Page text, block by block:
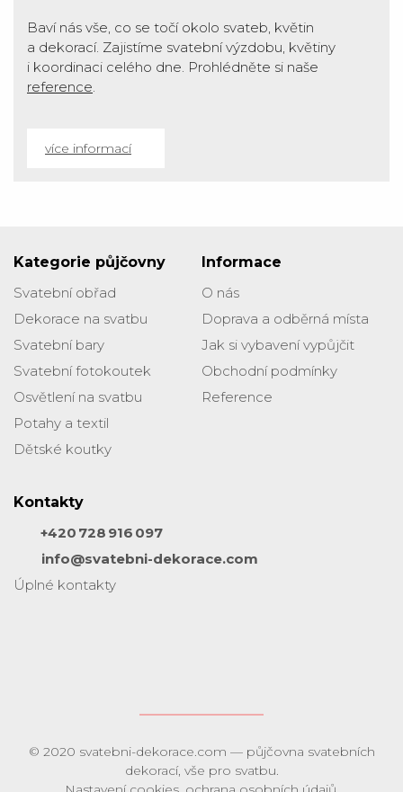
Baví nás vše, co se točí okolo svateb, květin
a dekorací. Zajistíme svatební výzdobu, květiny
i koordinaci celého dne. Prohlédněte si naše
reference.
více informací
Kategorie půjčovny
Svatební obřad
Dekorace na svatbu
Svatební bary
Svatební fotokoutek
Osvětlení na svatbu
Potahy a textil
Dětské koutky
Informace
O nás
Doprava a odběrná místa
Jak si vybavení vypůjčit
Obchodní podmínky
Reference
Kontakty
+420 728 916 097
info@svatebni-dekorace.com
Úplné kontakty
© 2020 svatebni-dekorace.com — půjčovna svatebních
dekorací, vše pro svatbu.